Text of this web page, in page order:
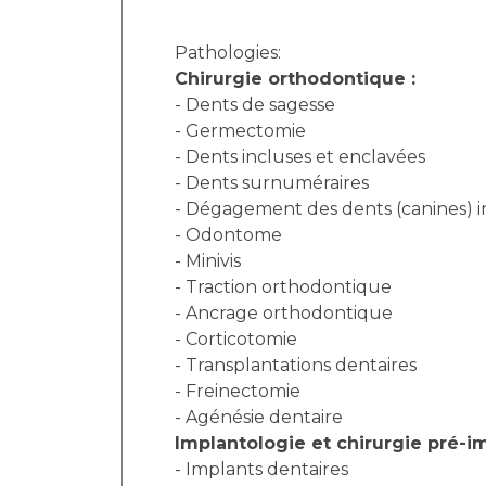
Pathologies:
Chirurgie orthodontique :
- Dents de sagesse
- Germectomie
- Dents incluses et enclavées
- Dents surnuméraires
- Dégagement des dents (canines)
- Odontome
- Minivis
- Traction orthodontique
- Ancrage orthodontique
- Corticotomie
- Transplantations dentaires
- Freinectomie
- Agénésie dentaire
Implantologie et chirurgie pré-
- Implants dentaires